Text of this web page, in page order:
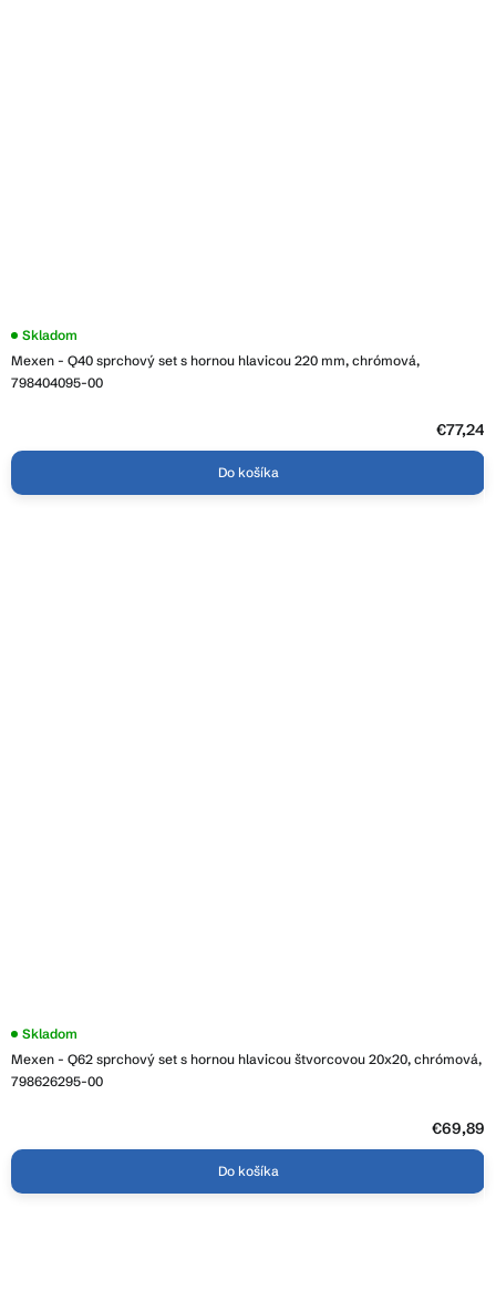
Mexen - Q40 sprchový set s hornou hlavicou 220 mm, chrómová,
798404095-00
Skladom
€77,24
Do košíka
Mexen - Q62 sprchový set s hornou hlavicou štvorcovou 20x20, chrómová,
798626295-00
Skladom
€69,89
Do košíka